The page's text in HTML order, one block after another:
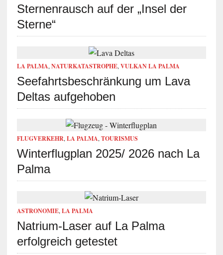
Sternenrausch auf der „Insel der
Sterne“
LA PALMA,NATURKATASTROPHE,VULKAN LA PALMA
Seefahrtsbeschränkung um Lava
Deltas aufgehoben
FLUGVERKEHR,LA PALMA,TOURISMUS
Winterflugplan 2025/ 2026 nach La
Palma
ASTRONOMIE,LA PALMA
Natrium-Laser auf La Palma
erfolgreich getestet